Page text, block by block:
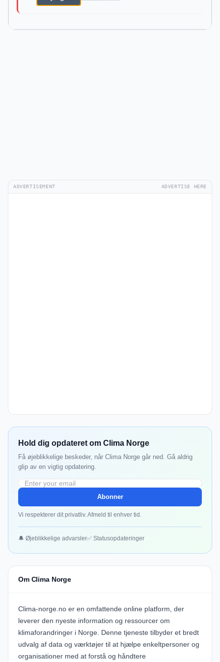
ADVERTISEMENT ADVERTISE HERE
Hold dig opdateret om Clima Norge
Få øjeblikkelige beskeder, når Clima Norge går ned. Gå aldrig
glip av en vigtig opdatering.
Abonner
Vi respekterer dit privatliv. Afmeld til enhver tid.
🔔 Øjeblikkelige advarsler✅ Statusopdateringer
Om Clima Norge
Clima-norge.no er en omfattende online platform, der
leverer den nyeste information og ressourcer om
klimaforandringer i Norge. Denne tjeneste tilbyder et bredt
udvalg af data og værktøjer til at hjælpe enkeltpersoner og
organisationer med at forstå og håndtere